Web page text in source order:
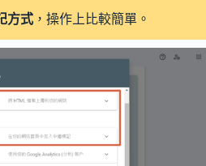
方式 ，操作上比較簡單。